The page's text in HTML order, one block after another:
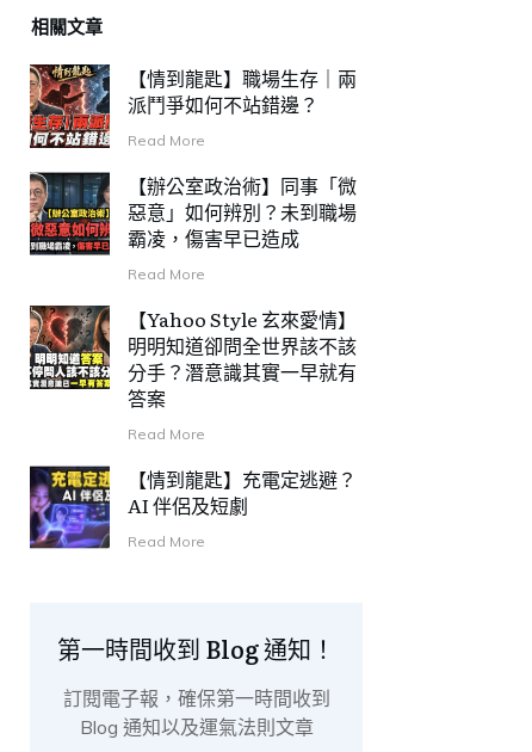
相關文章
【情到龍匙】職場生存｜兩
派鬥爭如何不站錯邊？
Read More
【辦公室政治術】同事「微
惡意」如何辨別？未到職場
霸凌，傷害早已造成
Read More
【Yahoo Style 玄來愛情】
明明知道卻問全世界該不該
分手？潛意識其實一早就有
答案
Read More
【情到龍匙】充電定逃避？
AI 伴侶及短劇
Read More
第一時間收到 Blog 通知！
訂閱電子報，確保第一時間收到
Blog 通知以及運氣法則文章